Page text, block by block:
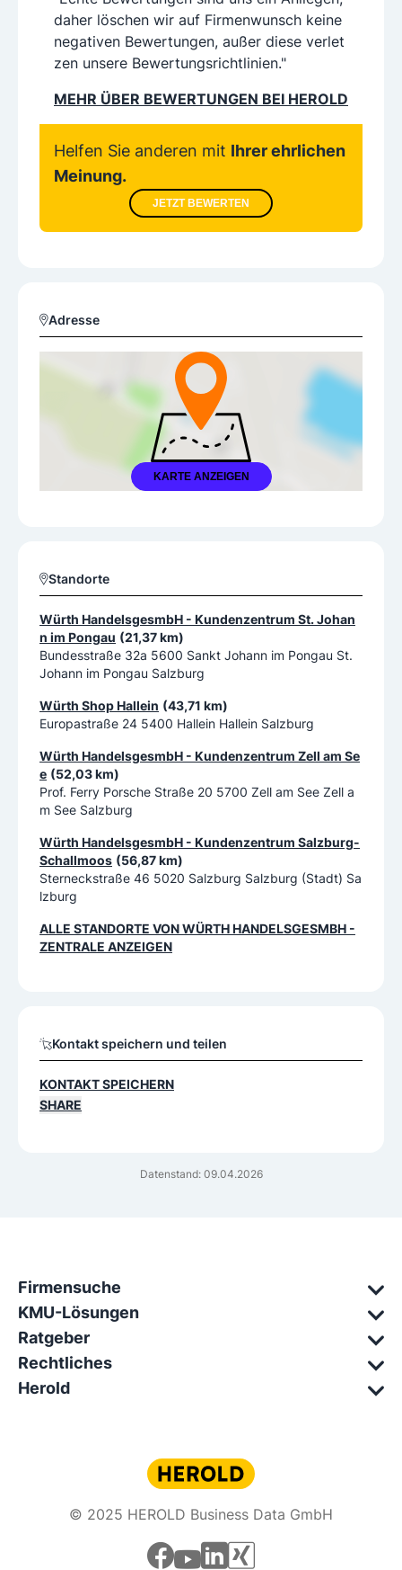
daher löschen wir auf Firmenwunsch keine
negativen Bewertungen, außer diese verlet
zen unsere Bewertungsrichtlinien."
MEHR ÜBER BEWERTUNGEN BEI HEROLD
Helfen Sie anderen mit Ihrer ehrlichen
Meinung.
JETZT BEWERTEN
Adresse
KARTE ANZEIGEN
Datenstand: 09.04.2026
Standorte
Würth HandelsgesmbH - Kundenzentrum St. Johan
n im Pongau (21,37 km)
Bundesstraße 32a 5600 Sankt Johann im Pongau St.
Johann im Pongau Salzburg
Würth Shop Hallein (43,71 km)
Europastraße 24 5400 Hallein Hallein Salzburg
Würth HandelsgesmbH - Kundenzentrum Zell am Se
e (52,03 km)
Prof. Ferry Porsche Straße 20 5700 Zell am See Zell a
m See Salzburg
Würth HandelsgesmbH - Kundenzentrum Salzburg-
Schallmoos (56,87 km)
Sterneckstraße 46 5020 Salzburg Salzburg (Stadt) Sa
lzburg
ALLE STANDORTE VONWÜRTH HANDELSGESMBH -
ZENTRALE ANZEIGEN
Kontakt speichern und teilen
KONTAKT SPEICHERN
SHARE
Firmensuche
KMU-Lösungen
Ratgeber
Rechtliches
Herold
© 2025 HEROLD Business Data GmbH